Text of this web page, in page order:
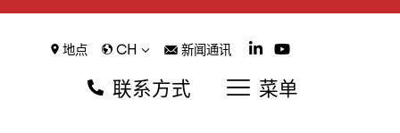
地点 CH 新闻通讯
联系方式 菜单